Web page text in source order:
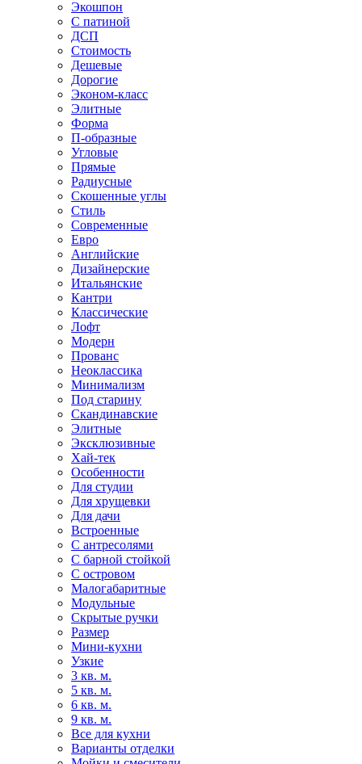
Экошпон
С патиной
ДСП
Стоимость
Дешевые
Дорогие
Эконом-класс
Элитные
Форма
П-образные
Угловые
Прямые
Радиусные
Скошенные углы
Стиль
Современные
Евро
Английские
Дизайнерские
Итальянские
Кантри
Классические
Лофт
Модерн
Прованс
Неоклассика
Минимализм
Под старину
Скандинавские
Элитные
Эксклюзивные
Хай-тек
Особенности
Для студии
Для хрущевки
Для дачи
Встроенные
С антресолями
С барной стойкой
С островом
Малогабаритные
Модульные
Скрытые ручки
Размер
Мини-кухни
Узкие
3 кв. м.
5 кв. м.
6 кв. м.
9 кв. м.
Все для кухни
Варианты отделки